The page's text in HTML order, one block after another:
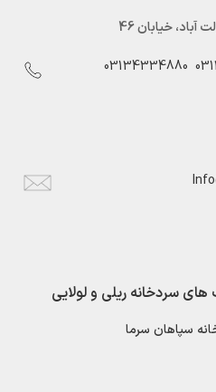
خیابان 46
03134334880
سردخانه ریلی و لولایی
سپاهان سرما